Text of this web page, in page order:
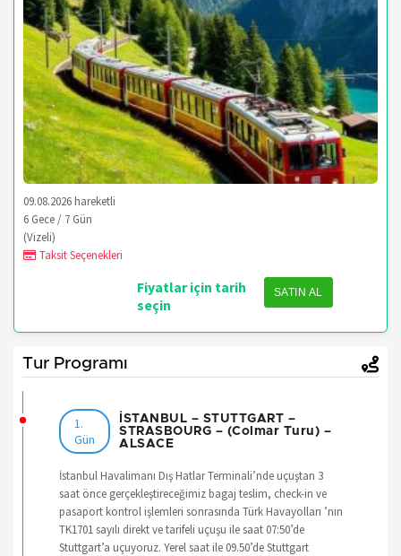
09.08.2026 hareketli
6 Gece / 7 Gün
(Vizeli)
Taksit Seçenekleri
Fiyatlar için tarih
seçin
SATIN AL
Tur Programı
1.
Gün
İSTANBUL – STUTTGART –
STRASBOURG – (Colmar Turu) –
ALSACE
İstanbul Havalimanı Dış Hatlar Terminali’nde uçuştan 3
saat önce gerçekleştireceğimiz bagaj teslim, check-in ve
pasaport kontrol işlemleri sonrasında Türk Havayolları ’nın
TK1701 sayılı direkt ve tarifeli uçuşu ile saat 07:50’de
Stuttgart’a uçuyoruz. Yerel saat ile 09.50’de Stuttgart